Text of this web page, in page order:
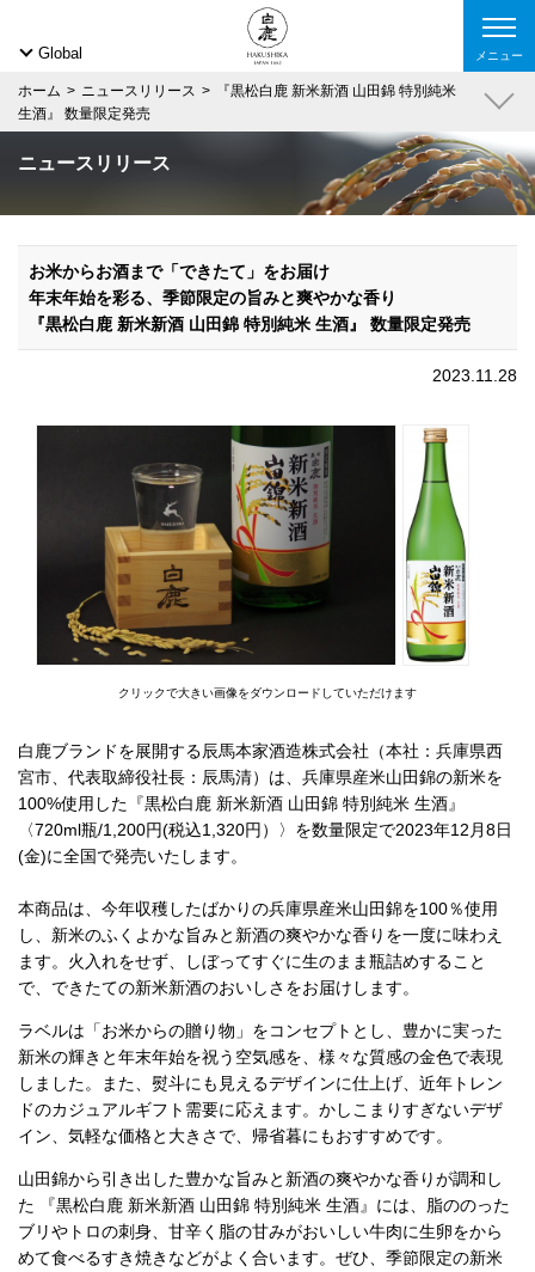
メニュー
Global
ホーム ニュースリリース
『黒松白鹿 新米新酒 山田錦 特別純米
生酒』 数量限定発売
ニュースリリース
お米からお酒まで「できたて」をお届け
年末年始を彩る、季節限定の旨みと爽やかな香り
『黒松白鹿 新米新酒 山田錦 特別純米 生酒』 数量限定発売
2023.11.28
クリックで大きい画像をダウンロードしていただけます
白鹿ブランドを展開する辰馬本家酒造株式会社（本社：兵庫県西
宮市、代表取締役社長：辰馬清）は、兵庫県産米山田錦の新米を
100%使用した『黒松白鹿 新米新酒 山田錦 特別純米 生酒』
〈720ml瓶/1,200円(税込1,320円）〉を数量限定で2023年12月8日
(金)に全国で発売いたします。
本商品は、今年収穫したばかりの兵庫県産米山田錦を100％使用
し、新米のふくよかな旨みと新酒の爽やかな香りを一度に味わえ
ます。火入れをせず、しぼってすぐに生のまま瓶詰めすること
で、できたての新米新酒のおいしさをお届けします。
ラベルは「お米からの贈り物」をコンセプトとし、豊かに実った
新米の輝きと年末年始を祝う空気感を、様々な質感の金色で表現
しました。また、熨斗にも見えるデザインに仕上げ、近年トレン
ドのカジュアルギフト需要に応えます。かしこまりすぎないデザ
イン、気軽な価格と大きさで、帰省暮にもおすすめです。
山田錦から引き出した豊かな旨みと新酒の爽やかな香りが調和し
た 『黒松白鹿 新米新酒 山田錦 特別純米 生酒』には、脂ののった
ブリやトロの刺身、甘辛く脂の甘みがおいしい牛肉に生卵をから
めて食べるすき焼きなどがよく合います。ぜひ、季節限定の新米